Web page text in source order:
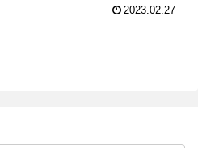
2023.02.27